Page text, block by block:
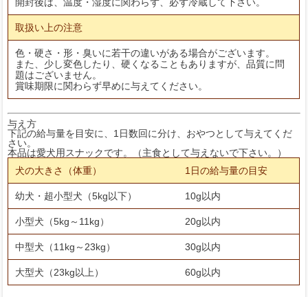
取扱い上の注意
色・硬さ・形・臭いに若干の違いがある場合がございます。
また、少し変色したり、硬くなることもありますが、品質に問
題はございません。
賞味期限に関わらず早めに与えてください。
与え方
下記の給与量を目安に、1日数回に分け、おやつとして与えてくだ
さい。
本品は愛犬用スナックです。（主食として与えないで下さい。）
犬の大きさ（体重）
1日の給与量の目安
幼犬・超小型犬（5kg以下） 10g以内
小型犬（5kg～11kg） 20g以内
中型犬（11kg～23kg） 30g以内
大型犬（23kg以上） 60g以内